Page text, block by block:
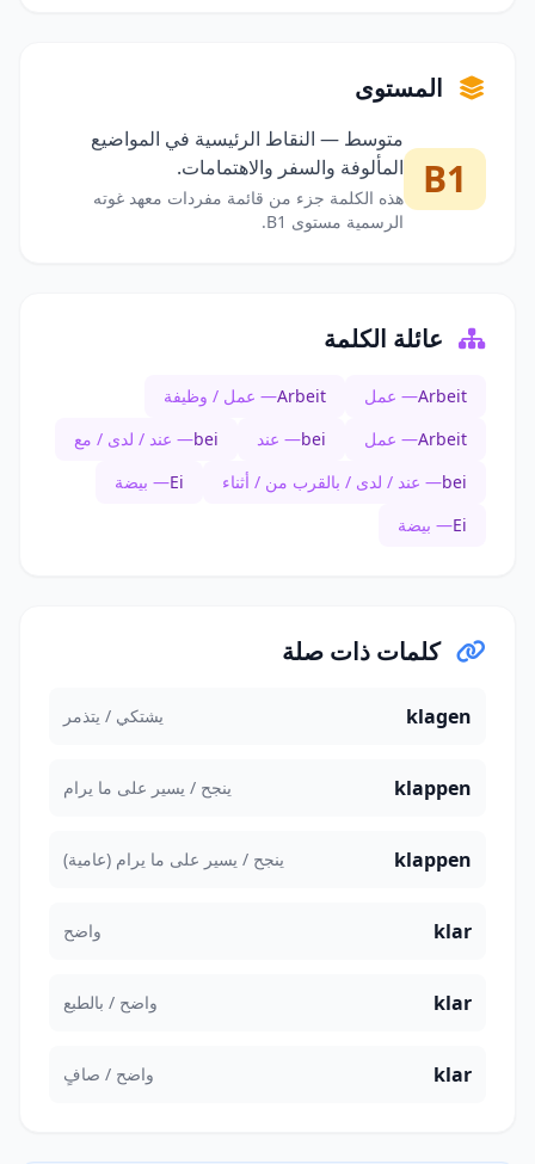
المستوى
B1
متوسط — النقاط الرئيسية في المواضيع
المألوفة والسفر والاهتمامات.
هذه الكلمة جزء من قائمة مفردات معهد غوته
الرسمية مستوى B1.
عائلة الكلمة
Arbeit— عمل Arbeit— عمل / وظيفة
Arbeit— عمل bei— عند bei— عند / لدى / مع
bei— عند / لدى / بالقرب من / أثناء Ei— بيضة
Ei— بيضة
كلمات ذات صلة
klagen يشتكي / يتذمر
klappen ينجح / يسير على ما يرام
klappen ينجح / يسير على ما يرام (عامية)
klar واضح
klar واضح / بالطبع
klar واضح / صافٍ